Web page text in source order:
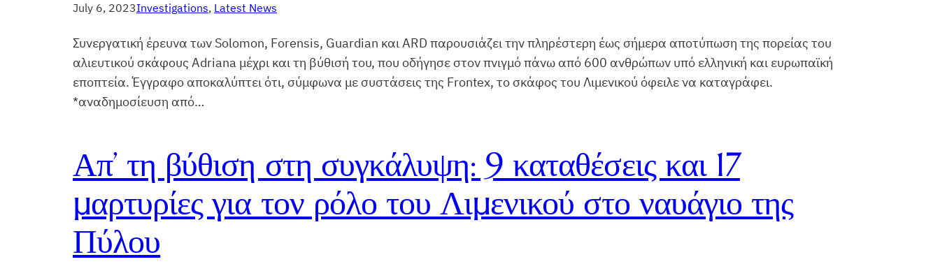
July 6, 2023Investigations, Latest News
Συνεργατική έρευνα των Solomon, Forensis, Guardian και ARD παρουσιάζει την πληρέστερη έως σήμερα αποτύπωση της πορείας του
αλιευτικού σκάφους Adriana μέχρι και τη βύθισή του, που οδήγησε στον πνιγμό πάνω από 600 ανθρώπων υπό ελληνική και ευρωπαϊκή
εποπτεία. Έγγραφο αποκαλύπτει ότι, σύμφωνα με συστάσεις της Frontex, το σκάφος του Λιμενικού όφειλε να καταγράφει.
*αναδημοσίευση από…
Απ’ τη βύθιση στη συγκάλυψη: 9 καταθέσεις και 17
μαρτυρίες για τον ρόλο του Λιμενικού στο ναυάγιο της
Πύλου